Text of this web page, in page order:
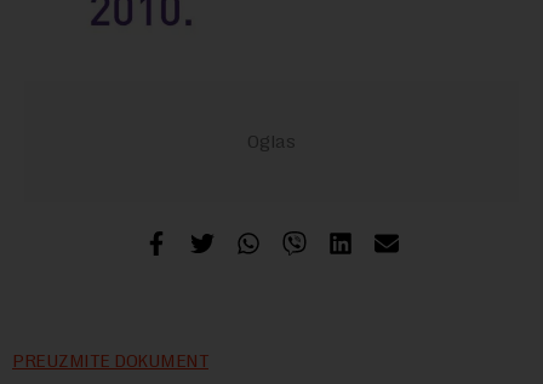
PREUZMITE DOKUMENT